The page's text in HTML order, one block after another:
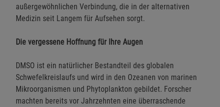
außergewöhnlichen Verbindung, die in der alternativen
Medizin seit Langem für Aufsehen sorgt.
Die vergessene Hoffnung für Ihre Augen
DMSO ist ein natürlicher Bestandteil des globalen
Schwefelkreislaufs und wird in den Ozeanen von marinen
Mikroorganismen und Phytoplankton gebildet. Forscher
machten bereits vor Jahrzehnten eine überraschende